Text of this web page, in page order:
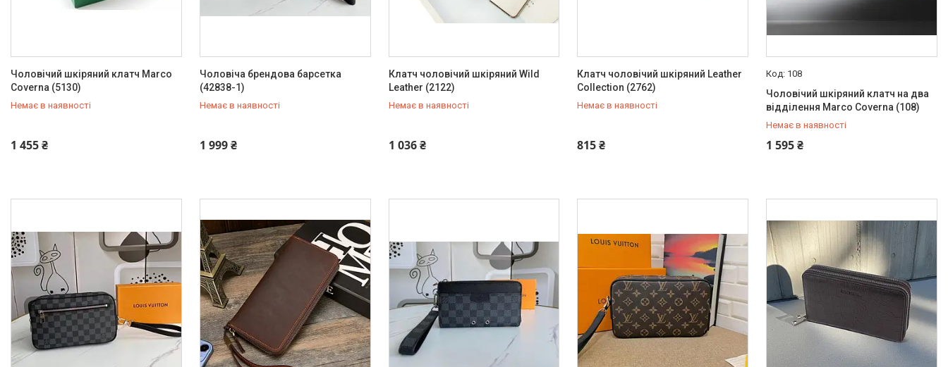
Чоловічий шкіряний клатч Marco
Coverna (5130)
Немає в наявності
1 455 ₴
+380 (93) 342-66-10
Чоловіча брендова барсетка
(42838-1)
Немає в наявності
1 999 ₴
+380 (93) 342-66-10
Клатч чоловічий шкіряний Wild
Leather (2122)
Немає в наявності
1 036 ₴
+380 (93) 342-66-10
Клатч чоловічий шкіряний Leather
Collection (2762)
Немає в наявності
815 ₴
+380 (93) 342-66-10
108
Чоловічий шкіряний клатч на два
відділення Marco Coverna (108)
Немає в наявності
1 595 ₴
+380 (93) 342-66-10